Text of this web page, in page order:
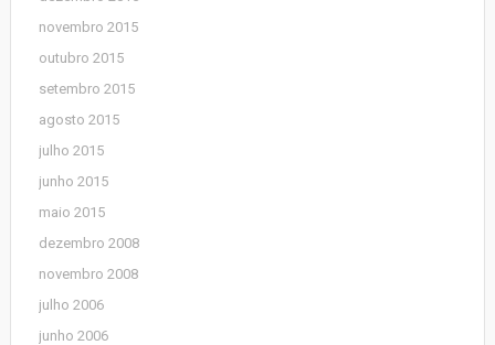
novembro 2015
outubro 2015
setembro 2015
agosto 2015
julho 2015
junho 2015
maio 2015
dezembro 2008
novembro 2008
julho 2006
junho 2006